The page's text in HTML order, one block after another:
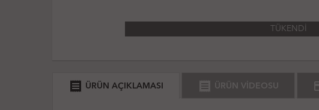
TÜKENDİ
receipt ÜRÜN AÇIKLAMASI receipt ÜRÜN VİDEOSU